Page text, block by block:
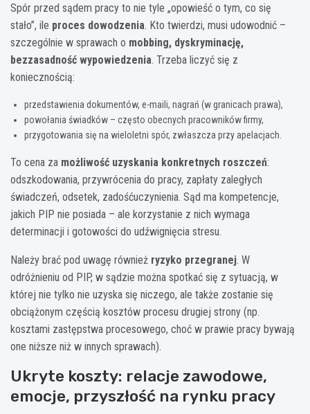
Spór przed sądem pracy to nie tyle „opowieść o tym, co się
stało”, ile proces dowodzenia. Kto twierdzi, musi udowodnić –
szczególnie w sprawach o mobbing, dyskryminację,
bezzasadność wypowiedzenia. Trzeba liczyć się z
koniecznością:
przedstawienia dokumentów, e-maili, nagrań (w granicach prawa),
powołania świadków – często obecnych pracowników firmy,
przygotowania się na wieloletni spór, zwłaszcza przy apelacjach.
To cena za możliwość uzyskania konkretnych roszczeń:
odszkodowania, przywrócenia do pracy, zapłaty zaległych
świadczeń, odsetek, zadośćuczynienia. Sąd ma kompetencje,
jakich PIP nie posiada – ale korzystanie z nich wymaga
determinacji i gotowości do udźwignięcia stresu.
Należy brać pod uwagę również ryzyko przegranej. W
odróżnieniu od PIP, w sądzie można spotkać się z sytuacją, w
której nie tylko nie uzyska się niczego, ale także zostanie się
obciążonym częścią kosztów procesu drugiej strony (np.
kosztami zastępstwa procesowego, choć w prawie pracy bywają
one niższe niż w innych sprawach).
Ukryte koszty: relacje zawodowe,
emocje, przyszłość na rynku pracy